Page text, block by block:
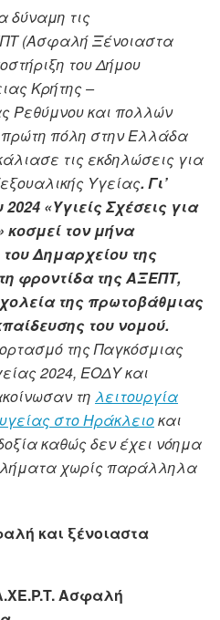
δύναμη τις
(Ασφαλή Ξένοιαστα
του Δήμου
Κρήτης –
Ρεθύμνου και πολλών
πόλη στην Ελλάδα
τις εκδηλώσεις για
Υγείας. Γι’
«Υγιείς Σχέσεις για
τον μήνα
Δημαρχείου της
φροντίδα της ΑΞΕΠΤ,
της πρωτοβάθμιας
του νομού.
της Παγκόσμιας
2024, ΕΟΔΥ και
τη λειτουργία
στο Ηράκλειοκαι
καθώς δεν έχει νόημα
χωρίς παράλληλα
και ξένοιαστα
Ασφαλή